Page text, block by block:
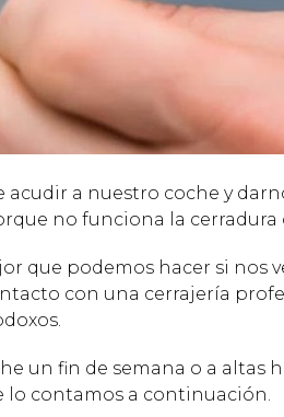
acudir a nuestro coche y
no funciona la
que podemos hacer si nos
con una cerrajería
un fin de semana o a altas
lo contamos a continuación.